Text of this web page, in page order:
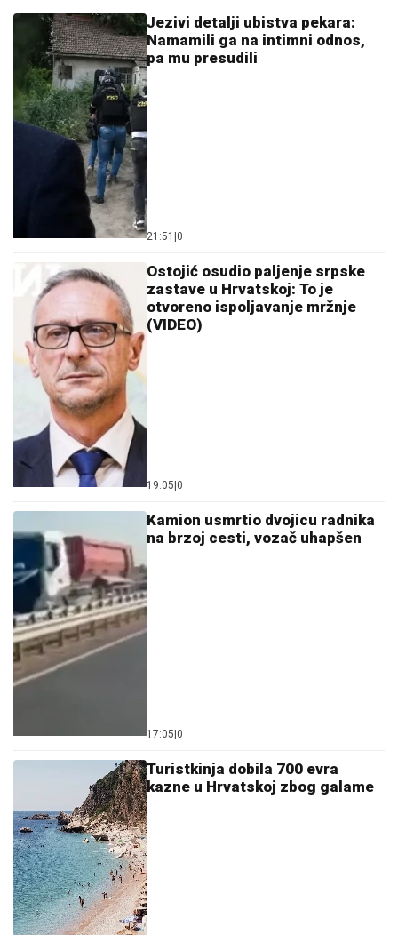
Jezivi detalji ubistva pekara:
Namamili ga na intimni odnos,
pa mu presudili
21:51 0
Ostojić osudio paljenje srpske
zastave u Hrvatskoj: To je
otvoreno ispoljavanje mržnje
(VIDEO)
19:05 0
Kamion usmrtio dvojicu radnika
na brzoj cesti, vozač uhapšen
17:05 0
Turistkinja dobila 700 evra
kazne u Hrvatskoj zbog galame